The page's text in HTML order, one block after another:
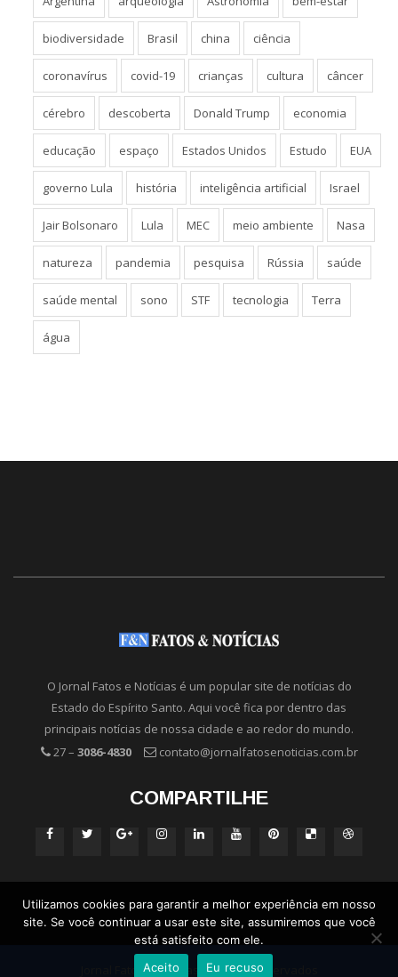
biodiversidade Brasil china ciência
coronavírus covid-19 crianças cultura câncer
cérebro descoberta Donald Trump economia
educação espaço Estados Unidos Estudo EUA
governo Lula história inteligência artificial Israel
Jair Bolsonaro Lula MEC meio ambiente Nasa
natureza pandemia pesquisa Rússia saúde
saúde mental sono STF tecnologia Terra
água
O Jornal Fatos e Notícias é um popular site de notícias do
Estado do Espírito Santo. Aqui você fica por dentro das
principais notícias de nossa cidade e ao redor do mundo.
27 – 3086-4830 contato@jornalfatosenoticias.com.br
COMPARTILHE
Jornal Fatos e Notícias - Direitos Reservados
Utilizamos cookies para garantir a melhor experiência em nosso
site. Se você continuar a usar este site, assumiremos que você
está satisfeito com ele.
Aceito
Eu recuso